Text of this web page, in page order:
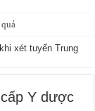
xét tuyển Trung
Y dược